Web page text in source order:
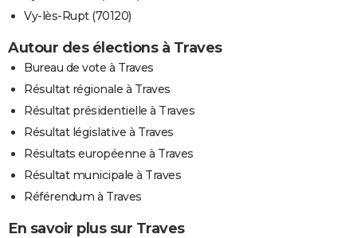
Vy-lès-Rupt (70120)
Autour des élections à Traves
Bureau de vote à Traves
Résultat régionale à Traves
Résultat présidentielle à Traves
Résultat législative à Traves
Résultats européenne à Traves
Résultat municipale à Traves
Référendum à Traves
En savoir plus sur Traves